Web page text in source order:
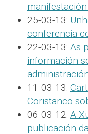
25-03-13:
conferencia
22-03-13: As
información
11-03-13:
Coristanco
06-03-12: A
publicación